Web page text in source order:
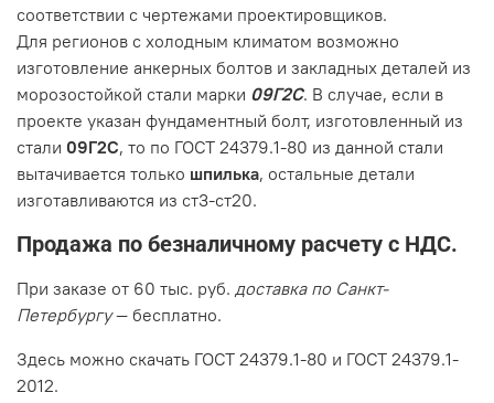
соответствии с чертежами проектировщиков.
Для регионов с холодным климатом возможно
изготовление анкерных болтов и закладных деталей из
морозостойкой стали марки 09Г2С. В случае, если в
проекте указан фундаментный болт, изготовленный из
стали 09Г2С, то по ГОСТ 24379.1-80 из данной стали
вытачивается только шпилька, остальные детали
изготавливаются из ст3-ст20.
Продажа по безналичному расчету с НДС.
При заказе от 60 тыс. руб. доставка по Санкт-
Петербургу— бесплатно.
Здесь можно скачать ГОСТ 24379.1-80 и ГОСТ 24379.1-
2012.